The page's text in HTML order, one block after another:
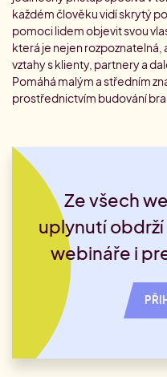
každém člověku vidí skrytý
pomoci lidem objevit svou
která je nejen rozpoznatelná,
vztahy s klienty, partnery a
Pomáhá malým a středním
prostřednictvím budování
Ze všech
uplynutí obdrží
webináře i